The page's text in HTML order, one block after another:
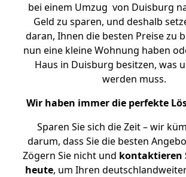
bei einem Umzug von Duisburg
Geld zu sparen, und deshalb
daran, Ihnen die besten Preise zu
nun eine kleine Wohnung haben
Haus in Duisburg besitzen, was
werden muss.
Wir haben immer die perfekte
Sparen Sie sich die Zeit – wir
darum, dass Sie die besten
Zögern Sie nicht und kontaktieren
heute, um Ihren